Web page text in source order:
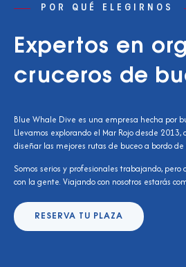
POR QUÉ ELEGIRNOS
Expertos en
cruceros de
Blue Whale Dive es una empresa hecha por
Llevamos explorando el Mar Rojo desde 2013,
diseñar las mejores rutas de buceo a bordo de
Somos serios y profesionales trabajando, pero
con la gente. Viajando con nosotros estarás
RESERVA TU PLAZA